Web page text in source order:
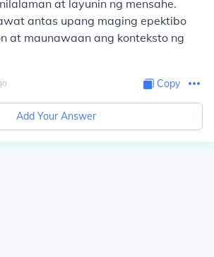
at layunin ng mensahe.
antas upang maging epektibo
at maunawaan ang konteksto ng
Copy
Add Your Answer